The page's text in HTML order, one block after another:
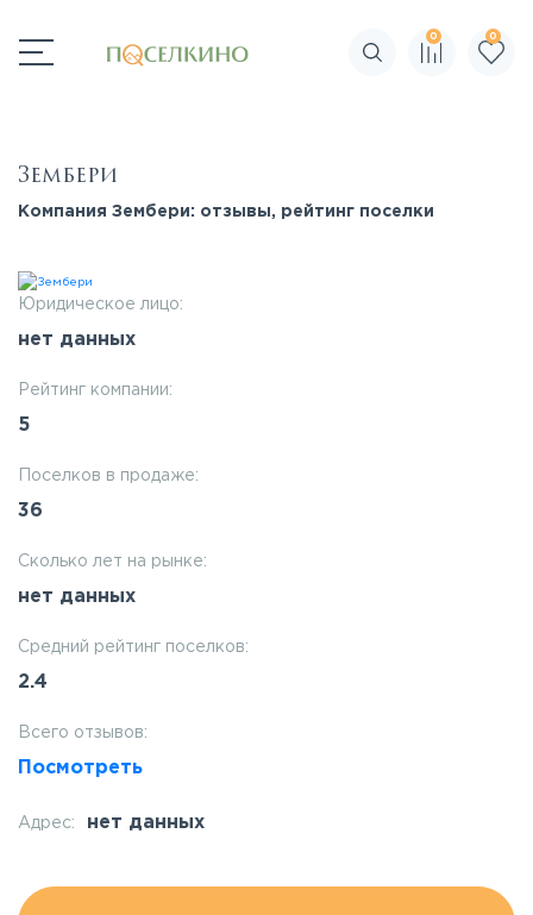
Поиск по сайту
0 0
Зембери
Компания Зембери: отзывы, рейтинг поселки
Юридическое лицо:
нет данных
Рейтинг компании:
5
Поселков в продаже:
36
Сколько лет на рынке:
нет данных
Средний рейтинг поселков:
2.4
Всего отзывов:
Посмотреть
Адрес: нет данных